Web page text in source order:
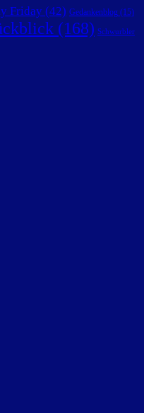
Friday (42) Gedankenblog (15)
(168) Schwurbler